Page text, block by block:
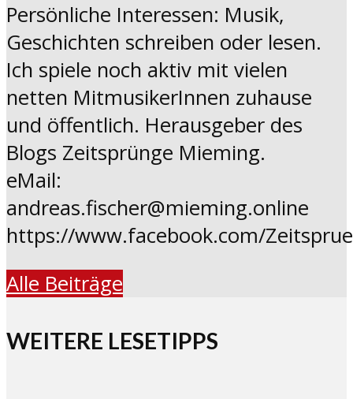
Persönliche Interessen: Musik,
Geschichten schreiben oder lesen.
Ich spiele noch aktiv mit vielen
netten MitmusikerInnen zuhause
und öffentlich. Herausgeber des
Blogs Zeitsprünge Mieming.
eMail:
andreas.fischer@mieming.online
https://www.facebook.com/
Alle Beiträge
WEITERE LESETIPPS